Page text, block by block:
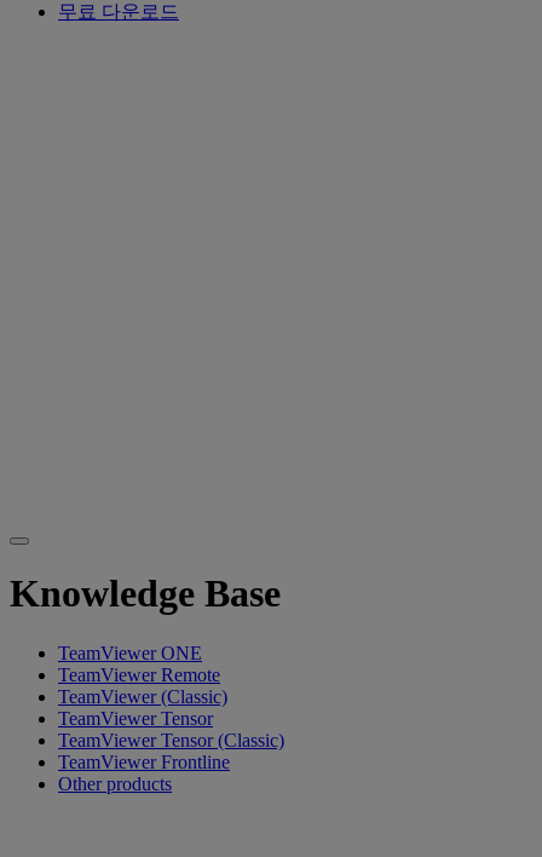
무료 다운로드
Knowledge Base
TeamViewer ONE
TeamViewer Remote
TeamViewer (Classic)
TeamViewer Tensor
TeamViewer Tensor (Classic)
TeamViewer Frontline
Other products